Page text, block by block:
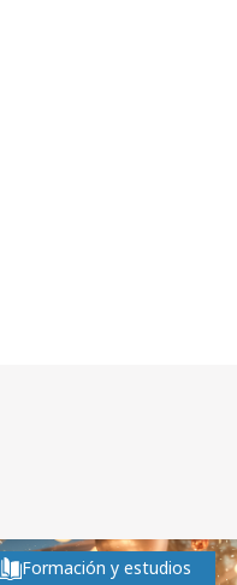
Formación y estudios